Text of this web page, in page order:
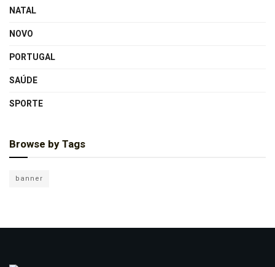
NATAL
NOVO
PORTUGAL
SAÚDE
SPORTE
Browse by Tags
banner